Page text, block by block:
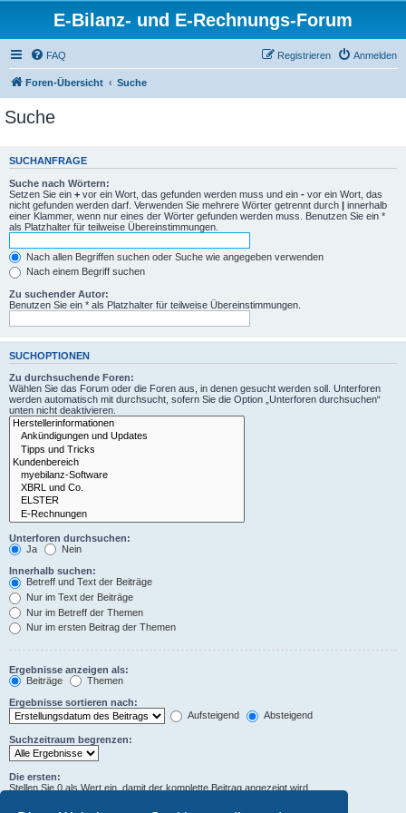
E-Bilanz- und E-Rechnungs-Forum
FAQ Anmelden
Registrieren
Foren-Übersicht Suche
Suche
SUCHANFRAGE
Suche nach Wörtern:
Setzen Sie ein + vor ein Wort, das gefunden werden muss und ein - vor ein Wort, das
nicht gefunden werden darf. Verwenden Sie mehrere Wörter getrennt durch | innerhalb
einer Klammer, wenn nur eines der Wörter gefunden werden muss. Benutzen Sie ein *
als Platzhalter für teilweise Übereinstimmungen.
Nach allen Begriffen suchen oder Suche wie angegeben verwenden
Nach einem Begriff suchen
Zu suchender Autor:
Benutzen Sie ein * als Platzhalter für teilweise Übereinstimmungen.
SUCHOPTIONEN
Zu durchsuchende Foren:
Wählen Sie das Forum oder die Foren aus, in denen gesucht werden soll. Unterforen
werden automatisch mit durchsucht, sofern Sie die Option „Unterforen durchsuchen“
unten nicht deaktivieren.
Unterforen durchsuchen:
Ja
Nein
Innerhalb suchen:
Betreff und Text der Beiträge
Nur im Text der Beiträge
Nur im Betreff der Themen
Nur im ersten Beitrag der Themen
Ergebnisse anzeigen als:
Beiträge
Themen
Ergebnisse sortieren nach:
Aufsteigend
Absteigend
Suchzeitraum begrenzen:
Die ersten:
Stellen Sie 0 als Wert ein, damit der komplette Beitrag angezeigt wird.